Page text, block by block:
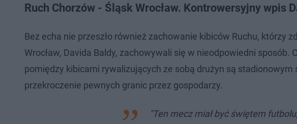
Ruch Chorzów - Śląsk Wrocław. Kontrowersyjny wpis
Bez echa nie przeszło również zachowanie kibiców Ruchu, którzy
Wrocław, Davida Baldy, zachowywali się w nieodpowiedni
pomiędzy kibicami rywalizujących ze sobą drużyn są
przekroczenie pewnych granic przez gospodarzy.
"Ten mecz miał być świętem